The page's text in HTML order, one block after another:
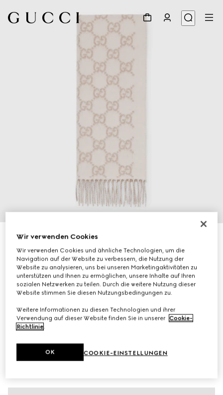
Schal aus GG Kaschmir
€ 790
Variantenweiß und braun
Wir verwenden Cookies
Wir verwenden Cookies und ähnliche Technologien, um die
Navigation auf der Website zu verbessern, die Nutzung der
Website zu analysieren, uns bei unseren Marketingaktivitäten zu
unterstützen und Ihnen zu ermöglichen, unsere Inhalte auf Ihren
sozialen Netzwerken zu teilen. Durch die weitere Nutzung dieser
Website stimmen Sie diesen Nutzungsbedingungen zu.
Weitere Informationen zu diesen Technologien und ihrer
Verwendung auf dieser Website finden Sie in unserer Cookie-
Richtlinie.
COOKIE-EINSTELLUNGEN
OK